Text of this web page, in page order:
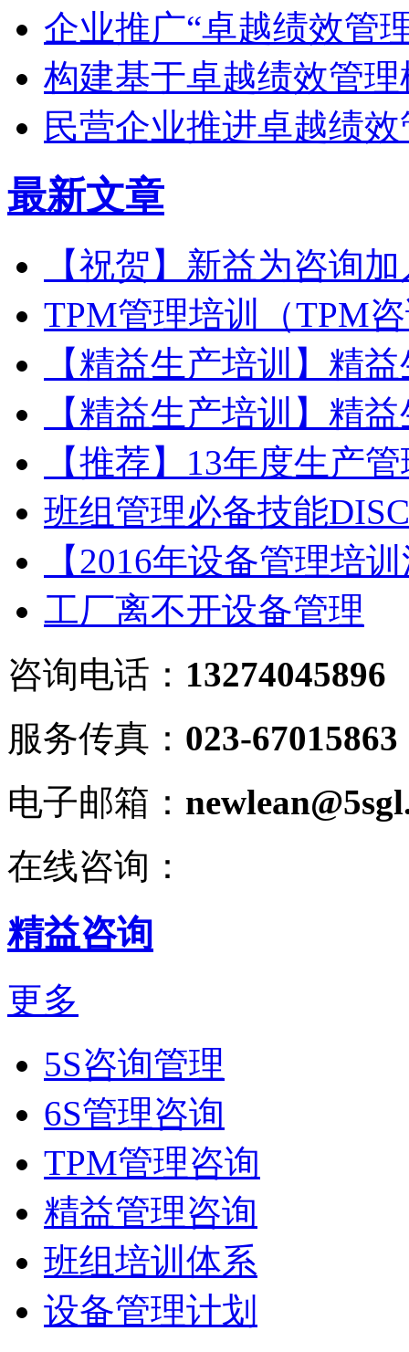
企业推广“卓越绩效管
构建基于卓越绩效管
民营企业推进卓越绩
最新文章
【祝贺】新益为咨询
TPM管理培训（TPM
【精益生产培训】精
【精益生产培训】精
【推荐】13年度生产
班组管理必备技能DISC
【2016年设备管理培
工厂离不开设备管理
咨询电话： 13274045896
服务传真： 023-67015863
电子邮箱：
在线咨询：
精益咨询
更多
5S咨询管理
6S管理咨询
TPM管理咨询
精益管理咨询
班组培训体系
设备管理计划